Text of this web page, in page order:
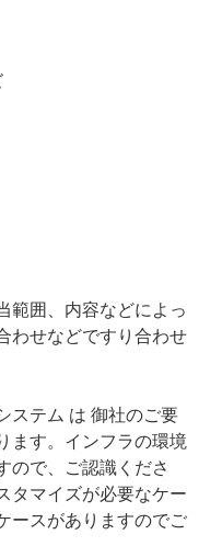
範囲、内容などによっ
わせなどですり合わせ
ステム は 御社のご要
ます。インフラの環境
ので、ご認識くださ
タマイズが必要なケー
ースがありますのでご